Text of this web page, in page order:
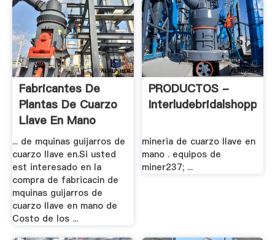
Fabricantes De
Plantas De Cuarzo
Llave En Mano
... de mquinas guijarros de
cuarzo llave en.Si usted
est interesado en la
compra de fabricacin de
mquinas guijarros de
cuarzo llave en mano de
Costo de los ...
PRODUCTOS -
Interludebridalshoppe
mineria de cuarzo llave en
mano . equipos de
miner237; ...